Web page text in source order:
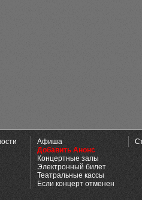
Афиша
Добавить Анонс
Концертные залы
Электронный билет
Театральные кассы
Если концерт отменен